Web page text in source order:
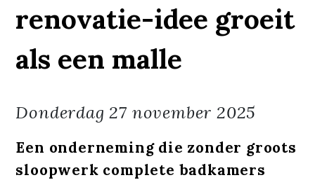
renovatie-idee groeit
als een malle
Donderdag 27 november 2025
Een onderneming die zonder groots
sloopwerk complete badkamers